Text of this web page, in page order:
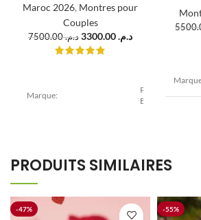
Maroc 2026, Montres pour
Couples
د.م.7500.00 د.م.
Marque:
Pack
BOSS+GUESS
Boîtier:1512963W0836L3
Diamètre : 44
inoxydable
Cadran:
PRODUITS SIMILAIRES
-47% -55%